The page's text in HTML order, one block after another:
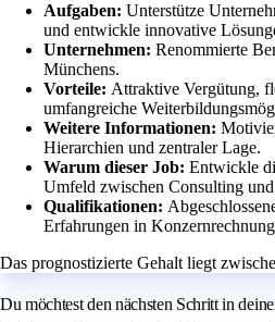
Aufgaben: Unterstütze
und entwickle innovative
Unternehmen: Renommierte
Münchens.
Vorteile: Attraktive Vergütung,
umfangreiche
Weitere Informationen:
Hierarchien und zentraler Lage.
Warum dieser Job: Entwickle
Umfeld zwischen Consulting
Qualifikationen:
Erfahrungen in
Das prognostizierte Gehalt liegt
Du möchtest den nächsten Schritt in